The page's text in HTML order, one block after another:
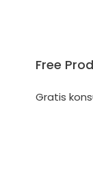
Free
Gratis